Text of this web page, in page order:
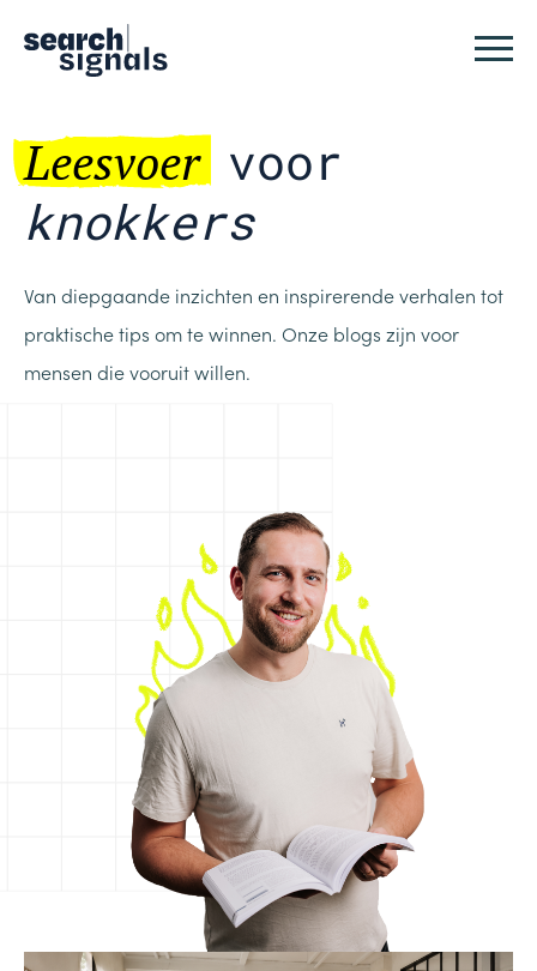
Leesvoervoor
knokkers
Van diepgaande inzichten en inspirerende verhalen tot
praktische tips om te winnen. Onze blogs zijn voor
mensen die vooruit willen.